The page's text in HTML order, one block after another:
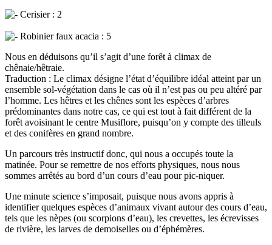
Cerisier : 2
Robinier faux acacia : 5
Nous en déduisons qu’il s’agit d’une forêt à climax de
chênaie/hêtraie.
Traduction : Le climax désigne l’état d’équilibre idéal atteint par un
ensemble sol-végétation dans le cas où il n’est pas ou peu altéré par
l’homme. Les hêtres et les chênes sont les espèces d’arbres
prédominantes dans notre cas, ce qui est tout à fait différent de la
forêt avoisinant le centre Musiflore, puisqu’on y compte des tilleuls
et des conifères en grand nombre.
Un parcours très instructif donc, qui nous a occupés toute la
matinée. Pour se remettre de nos efforts physiques, nous nous
sommes arrêtés au bord d’un cours d’eau pour pic-niquer.
Une minute science s’imposait, puisque nous avons appris à
identifier quelques espèces d’animaux vivant autour des cours d’eau,
tels que les nèpes (ou scorpions d’eau), les crevettes, les écrevisses
de rivière, les larves de demoiselles ou d’éphémères.